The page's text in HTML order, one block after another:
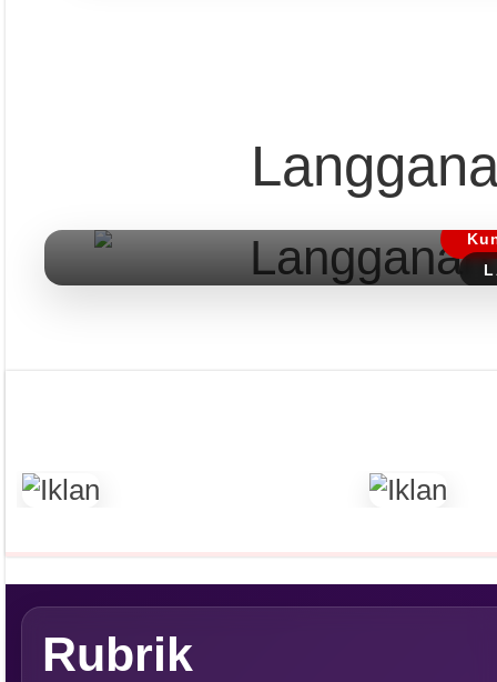
Dapatkan edisi
Rubrik